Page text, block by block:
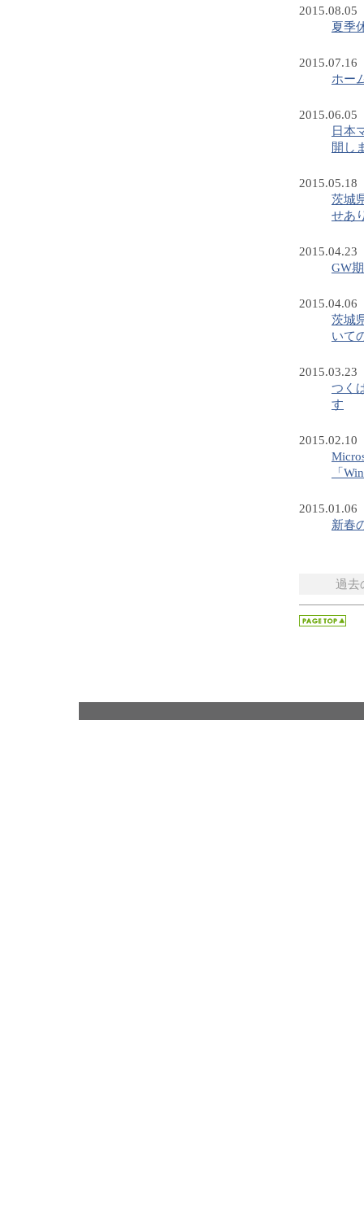
2015.08.05
夏季
2015.07.16
ホー
2015.06.05
日本
開し
2015.05.18
茨城
せあ
2015.04.23
GW
2015.04.06
茨城
いて
2015.03.23
つく
す
2015.02.10
「
2015.01.06
新春
過